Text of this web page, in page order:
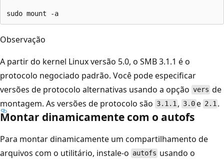
Observação
A partir do kernel Linux versão 5.0, o SMB 3.1.1 é o
protocolo negociado padrão. Você pode especificar
versões de protocolo alternativas usando a opção vers de
montagem. As versões de protocolo são 3.1.1 , 3.0e 2.1 .
Montar dinamicamente com o autofs
Para montar dinamicamente um compartilhamento de
arquivos com o utilitário, instale-o autofs usando o